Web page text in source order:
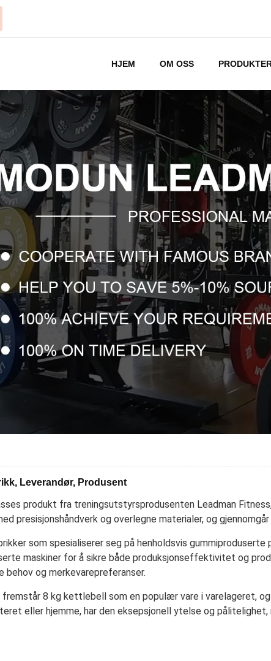
HJEM OM OSS
Leverandør, Produsent
produkt fra treningsutstyrsprodusenten Leadman
presisjonshåndverk og overlegne materialer, og
som spesialiserer seg på henholdsvis
maskiner for å sikre både produksjonseffektivitet og
behov og merkevarepreferanser.
8 kg kettlebell som en populær vare i varelageret,
eller hjemme, har den eksepsjonell ytelse og